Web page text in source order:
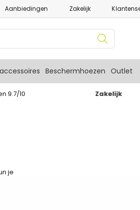
Aanbiedingen Zakelijk
Beschermhoezen Outlet
9.7/10 Zakelijk
je